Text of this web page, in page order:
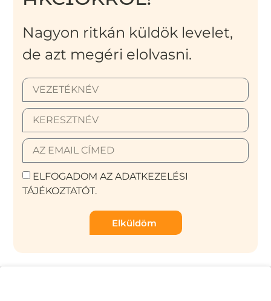
Nagyon ritkán küldök levelet,
de azt megéri elolvasni.
ELFOGADOM AZ ADATKEZELÉSI
TÁJÉKOZTATÓT.
Elküldöm